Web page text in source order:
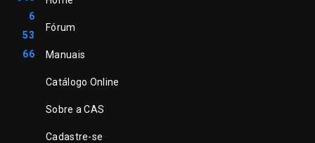
6
53
66
Fórum
Manuais
Catálogo Online
Sobre a CAS
Cadastre-se